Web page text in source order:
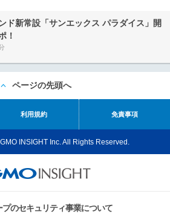
ド新常設「サンエックス パラダイス」開
！
ページの先頭へ
利用規約 免責事項
INSIGHT Inc. All Rights Reserved.
のセキュリティ事業について